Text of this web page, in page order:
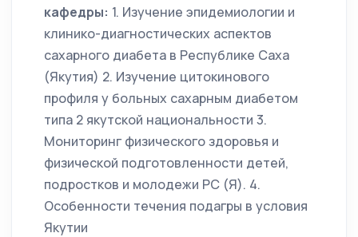
кафедры: 1. Изучение эпидемиологии и
клинико-диагностических аспектов
сахарного диабета в Республике Саха
(Якутия) 2. Изучение цитокинового
профиля у больных сахарным диабетом
типа 2 якутской национальности 3.
Мониторинг физического здоровья и
физической подготовленности детей,
подростков и молодежи РС (Я). 4.
Особенности течения подагры в условия
Якутии